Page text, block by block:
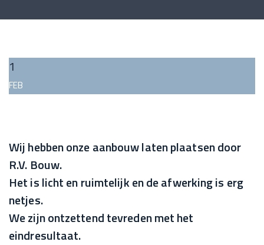
1
FEB
Wij hebben onze aanbouw laten plaatsen door
R.V. Bouw.
Het is licht en ruimtelijk en de afwerking is erg
netjes.
We zijn ontzettend tevreden met het
eindresultaat.